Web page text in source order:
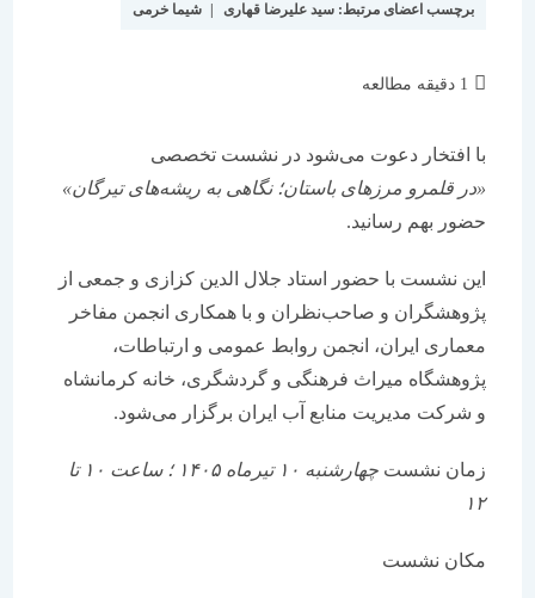
برچسب اعضای مرتبط: سید علیرضا قهاری | شیما خرمی
با افتخار دعوت می‌شود در نشست تخصصی
«در قلمرو مرزهای باستان؛ نگاهی به ریشه‌های تیرگان»
حضور بهم رسانید.
این نشست با حضور استاد جلال الدین کزازی و جمعی از
پژوهشگران و صاحب‌نظران و با همکاری انجمن مفاخر
معماری ایران، انجمن روابط عمومی و ارتباطات،
پژوهشگاه میراث فرهنگی و گردشگری، خانه کرمانشاه
و شرکت مدیریت منابع آب ایران برگزار می‌شود.
زمان نشست
چهارشنبه ۱۰ تیرماه ۱۴۰۵ ؛ ساعت ۱۰ تا
مکان نشست